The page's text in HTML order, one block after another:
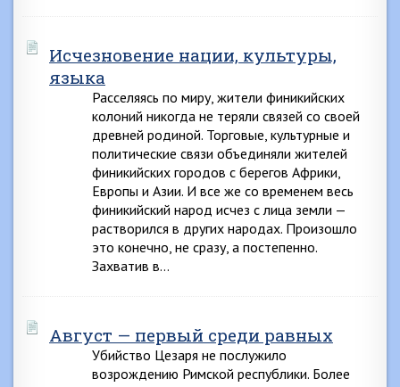
Исчезновение нации, культуры,
языка
Расселяясь по миру, жители финикийских
колоний никогда не теряли связей со своей
древней родиной. Торговые, культурные и
политические связи объединяли жителей
финикийских городов с берегов Африки,
Европы и Азии. И все же со временем весь
финикийский народ исчез с лица земли —
растворился в других народах. Произошло
это конечно, не сразу, а постепенно.
Захватив в…
Август — первый среди равных
Убийство Цезаря не послужило
возрождению Римской республики. Более